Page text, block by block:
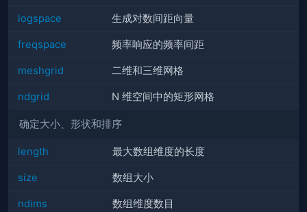
logspace 生成对数间距向量
freqspace 频率响应的频率间距
meshgrid 二维和三维网格
ndgrid N 维空间中的矩形网格
确定大小、形状和排序
length 最大数组维度的长度
size 数组大小
ndims 数组维度数目